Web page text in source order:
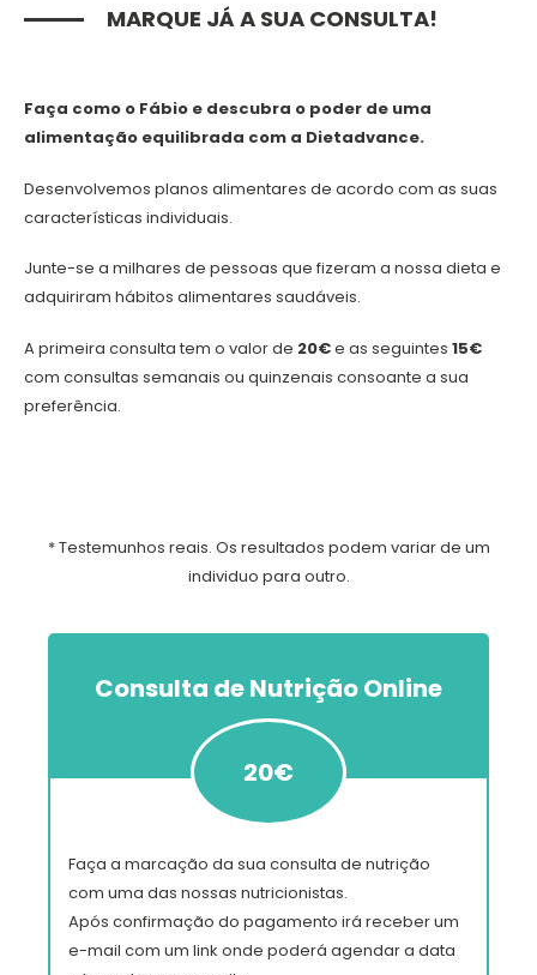
MARQUE JÁ A SUA CONSULTA!
Faça como o Fábio e descubra o poder de uma
alimentação equilibrada com a Dietadvance.
Desenvolvemos planos alimentares de acordo com as suas
características individuais.
Junte-se a milhares de pessoas que fizeram a nossa dieta e
adquiriram hábitos alimentares saudáveis.
A primeira consulta tem o valor de 20€e as seguintes 15€
com consultas semanais ou quinzenais consoante a sua
preferência.
* Testemunhos reais. Os resultados podem variar de um
individuo para outro.
Consulta de NutriçãoOnline
20€
Faça a marcação da sua consulta de nutrição
com uma das nossas nutricionistas.
Após confirmação do pagamento irá receber um
e-mail com um link onde poderá agendar a data